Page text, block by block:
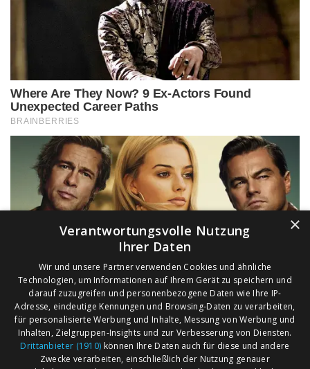
×
Verantwortungsvolle Nutzung
Ihrer Daten
Wir und unsere Partner verwenden Cookies und ähnliche
Technologien, um Informationen auf Ihrem Gerät zu speichern und
darauf zuzugreifen und personenbezogene Daten wie Ihre IP-
Adresse, eindeutige Kennungen und Browsing-Daten zu verarbeiten,
für personalisierte Werbung und Inhalte, Messung von Werbung und
Inhalten, Zielgruppen-Insights und zur Verbesserung von Diensten.
Drittanbieter (1910) können Ihre Daten auch für diese und andere
Zwecke verarbeiten, einschließlich der Nutzung genauer